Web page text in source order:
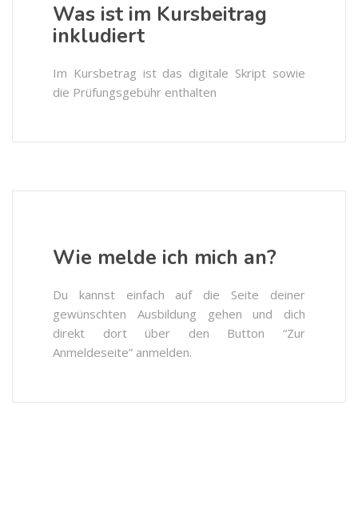
Was ist im Kursbeitrag
inkludiert
Im Kursbetrag ist das digitale Skript sowie
die Prüfungsgebühr enthalten
Wie melde ich mich an?
Du kannst einfach auf die Seite deiner
gewünschten Ausbildung gehen und dich
direkt dort über den Button “Zur
Anmeldeseite” anmelden.